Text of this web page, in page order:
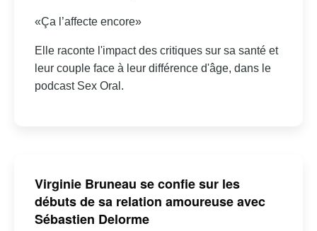
«Ça l’affecte encore»
Elle raconte l'impact des critiques sur sa santé et
leur couple face à leur différence d'âge, dans le
podcast Sex Oral.
Virginie Bruneau se confie sur les
débuts de sa relation amoureuse avec
Sébastien Delorme